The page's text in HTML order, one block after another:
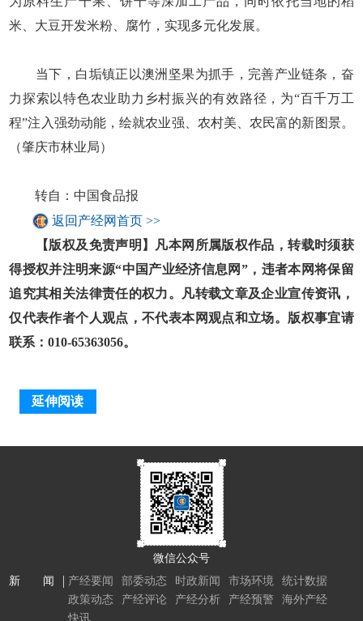
米、大豆开发米粉、腐竹，实现多元化发展。
当下，白垢镇正以澳洲坚果为抓手，完善产业链条，奋
力探索以特色农业助力乡村振兴的有效路径，为“百千万工
程”注入强劲动能，绘就农业强、农村美、农民富的新图景。
（肇庆市林业局）
转自：中国食品报
返回产经网首页 >>
【版权及免责声明】凡本网所属版权作品，转载时须获
得授权并注明来源“中国产业经济信息网”，违者本网将保留
追究其相关法律责任的权力。凡转载文章及企业宣传资讯，
仅代表作者个人观点，不代表本网观点和立场。版权事宜请
联系：010-65363056。
延伸阅读
微信公众号
新 闻
产经要闻 部委动态 时政新闻 市场环境
统计数据
政策动态
产经评论 产经分析 产经预警
海外产经
快讯